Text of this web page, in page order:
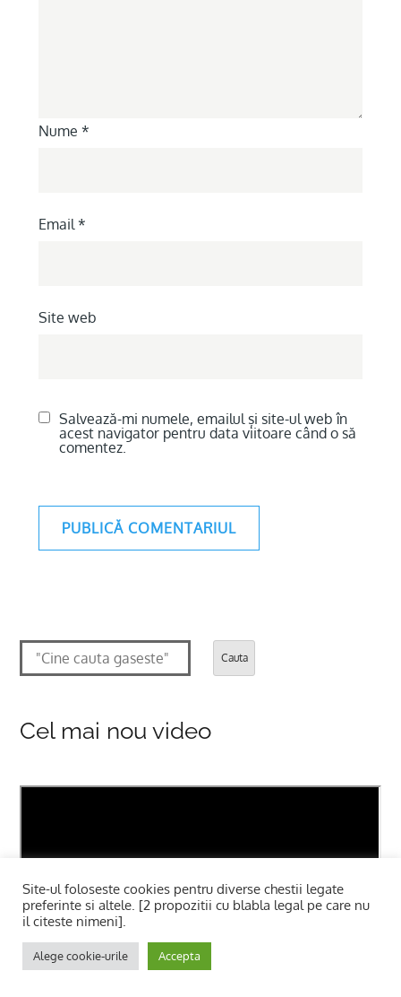
Nume *
Email*
Site web
Salvează-mi numele, emailul și site-ul web în
acest navigator pentru data viitoare când o să
comentez.
Cauta
Cel mai nou video
Site-ul foloseste cookies pentru diverse chestii legate
preferinte si altele. [2 propozitii cu blabla legal pe care nu
il citeste nimeni].
Alege cookie-urile Accepta